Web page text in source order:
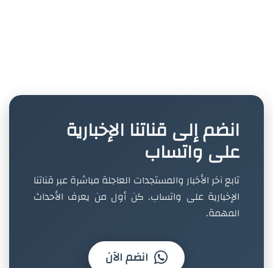
انضم إلى قناتنا الإخبارية
على واتساب
تابع آخر الأخبار والمستجدات العاجلة مباشرة عبر قناتنا
الإخبارية على واتساب. كن أول من يعرف الأحداث
المهمة.
انضم الآن